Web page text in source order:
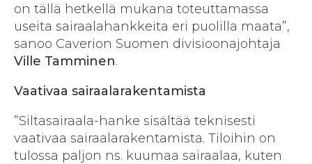
on tällä hetkellä mukana toteuttamassa
useita sairaalahankkeita eri puolilla maata”,
sanoo Caverion Suomen divisioonajohtaja
Ville Tamminen.
Vaativaa sairaalarakentamista
”Siltasairaala-hanke sisältää teknisesti
vaativaa sairaalarakentamista. Tiloihin on
tulossa paljon ns. kuumaa sairaalaa, kuten